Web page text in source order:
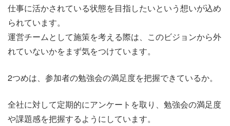
仕事に活かされている状態を目指したいという想いが込め
られています。
運営チームとして施策を考える際は、このビジョンから外
れていないかをまず気をつけています。
2つめは、参加者の勉強会の満足度を把握できているか。
全社に対して定期的にアンケートを取り、勉強会の満足度
や課題感を把握するようにしています。